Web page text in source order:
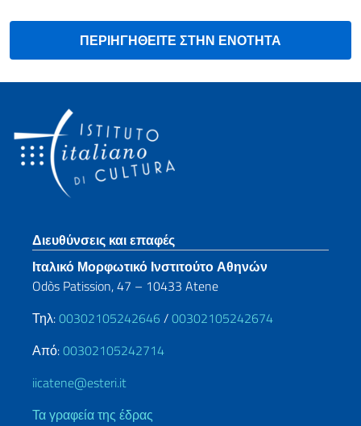
ΠΕΡΙΗΓΗΘΕΙΤΕ ΣΤΗΝ ΕΝΟΤΗΤΑ
Footer section
Διευθύνσεις και επαφές
Ιταλικό Μορφωτικό Ινστιτούτο Αθηνών
Odòs Patission, 47 – 10433 Atene
Τηλ:00302105242646 /00302105242674
Από:00302105242714
iicatene@esteri.it
Τα γραφεία της έδρας